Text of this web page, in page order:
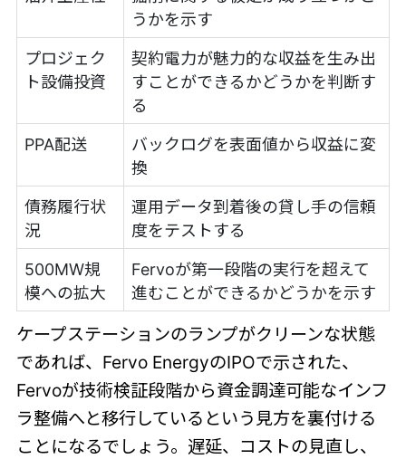
うかを示す
プロジェク
ト設備投資
契約電力が魅力的な収益を生み出
すことができるかどうかを判断す
る
PPA配送
バックログを表面値から収益に変
換
債務履行状
況
運用データ到着後の貸し手の信頼
度をテストする
500MW規
模への拡大
Fervoが第一段階の実行を超えて
進むことができるかどうかを示す
ケープステーションのランプがクリーンな状態
であれば、Fervo EnergyのIPOで示された、
Fervoが技術検証段階から資金調達可能なインフ
ラ整備へと移行しているという見方を裏付ける
ことになるでしょう。遅延、コストの見直し、